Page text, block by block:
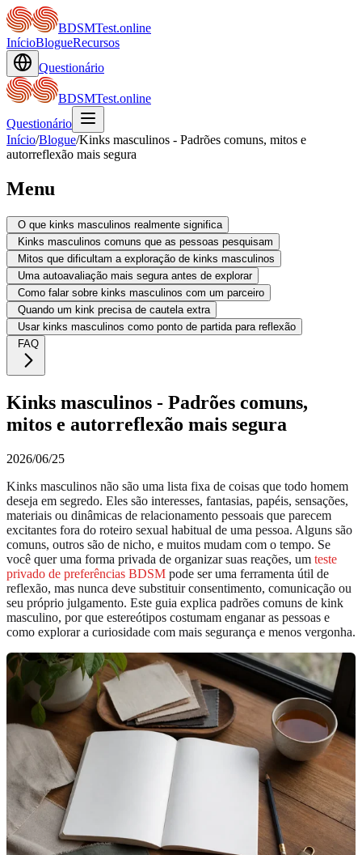
BDSMTest.online
InícioBlogueRecursos
Questionário
BDSMTest.online
Questionário
Início/Blogue/Kinks masculinos - Padrões comuns, mitos e
autorreflexão mais segura
Menu
O que kinks masculinos realmente significa
Kinks masculinos comuns que as pessoas pesquisam
Mitos que dificultam a exploração de kinks masculinos
Uma autoavaliação mais segura antes de explorar
Como falar sobre kinks masculinos com um parceiro
Quando um kink precisa de cautela extra
Usar kinks masculinos como ponto de partida para reflexão
FAQ
Kinks masculinos - Padrões comuns,
mitos e autorreflexão mais segura
2026/06/25
Kinks masculinos não são uma lista fixa de coisas que todo homem
deseja em segredo. Eles são interesses, fantasias, papéis, sensações,
materiais ou dinâmicas de relacionamento pessoais que parecem
excitantes fora do roteiro sexual habitual de uma pessoa. Alguns são
comuns, outros são de nicho, e muitos mudam com o tempo. Se
você quer uma forma privada de organizar suas reações, um teste
privado de preferências BDSM pode ser uma ferramenta útil de
reflexão, mas nunca deve substituir consentimento, comunicação ou
seu próprio julgamento. Este guia explica padrões comuns de kink
masculino, por que estereótipos costumam enganar as pessoas e
como explorar a curiosidade com mais segurança e menos vergonha.